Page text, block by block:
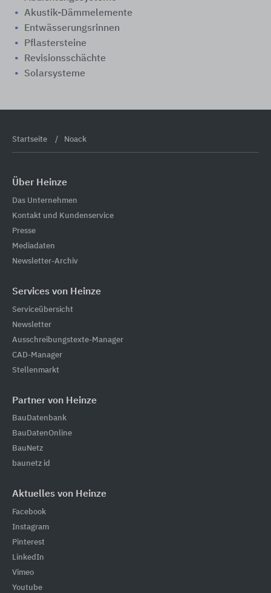
Akustik-Dämmelemente
Entwässerungsrinnen
Pflastersteine
Revisionsschächte
Solarsysteme
Startseite Noack
Über Heinze
Das Unternehmen
Kontakt und Kundenservice
Presse
Mediadaten
Newsletter-Archiv
Services von Heinze
Serviceübersicht
Newsletter
Ausschreibungstexte-Manager
CAD-Manager
Stellenmarkt
Partner von Heinze
BauDatenbank
BauDatenOnline
BauNetz
baunetz id
Aktuelles von Heinze
Facebook
Instagram
Pinterest
LinkedIn
Vimeo
Youtube